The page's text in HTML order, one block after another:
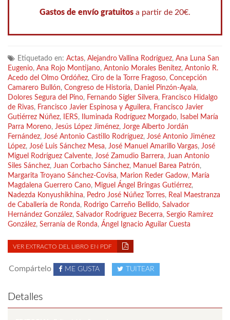
Gastos de envío gratuitos a partir de 20€.
Etiquetado en: Actas, Alejandro Vallina Rodríguez, Ana Luna San
Eugenio, Ana Rojo Montijano, Antonio Morales Benítez, Antonio R.
Acedo del Olmo Ordóñez, Ciro de la Torre Fragoso, Concepción
Camarero Bullón, Congreso de Historia, Daniel Pinzón-Ayala,
Dolores Segura del Pino, Fernando Sígler Silvera, Francisco Hidalgo
de Rivas, Francisco Javier Espinosa y Aguilera, Francisco Javier
Gutiérrez Núñez, IERS, Iluminada Rodríguez Morgado, Isabel María
Parra Moreno, Jesús López Jiménez, Jorge Alberto Jordán
Fernández, José Antonio Castillo Rodríguez, José Antonio Jiménez
López, José Luis Sánchez Mesa, José Manuel Amarillo Vargas, José
Miguel Rodríguez Calvente, José Zamudio Barrera, Juan Antonio
Siles Sánchez, Juan Corbacho Sánchez, Manuel Barea Patrón,
Margarita Troyano Sánchez-Covisa, Marion Reder Gadow, María
Magdalena Guerrero Cano, Miguel Ángel Bringas Gutiérrez,
Nadezda Konyushikhina, Pedro José Núñez Torres, Real Maestranza
de Caballería de Ronda, Rodrigo Carreño Bellido, Salvador
Hernández González, Salvador Rodríguez Becerra, Sergio Ramírez
González, Serranía de Ronda, Ángel Ignacio Aguilar Cuesta
VER EXTRACTO DEL LIBRO EN PDF
Compártelo ME GUSTA TUITEAR
Detalles